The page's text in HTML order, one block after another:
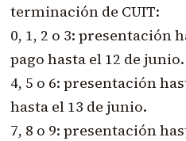
terminación de CUIT:
0, 1, 2 o 3: presentación
pago hasta el 12 de junio.
4, 5 o 6: presentación
hasta el 13 de junio.
7, 8 o 9: presentación